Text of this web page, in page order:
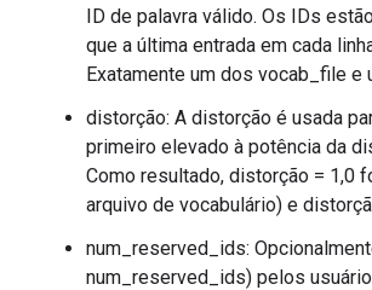
ID de palavra válido. Os IDs
que a última entrada em cada
Exatamente um dos vocab_file
distorção: A distorção é usada
primeiro elevado à potência da
Como resultado, distorção = 1,0
arquivo de vocabulário) e
num_reserved_ids:
num_reserved_ids) pelos